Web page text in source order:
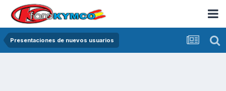
Presentaciones de nuevos usuarios